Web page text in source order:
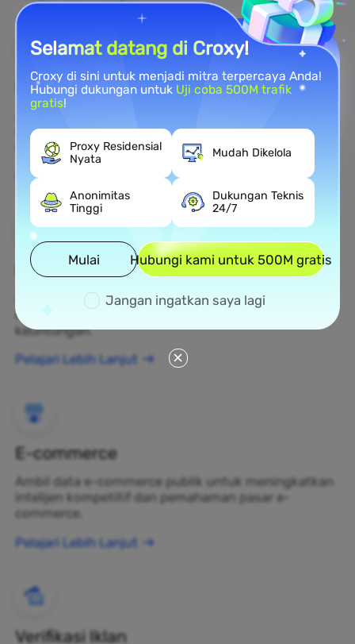
Perlindungan Merek
Anda dapat memantau opini publik merek Anda di
web secara real time dengan menggunakan proxy
residensial.
Pelajari Lebih Lanjut
Pengumpulan Data Web
Kumpulkan data yang belum ditemukan dan ubah
menjadi keputusan bisnis yang menghasilkan
keuntungan.
Pelajari Lebih Lanjut
E-commerce
Ambil data e-commerce publik untuk meningkatkan
intelijen kompetitif dan pemahaman pasar e-
commerce.
Pelajari Lebih Lanjut
Verifikasi Iklan
Selamat datang di Croxy!
Croxy di sini untuk menjadi mitra terpercaya Anda!
Hubungi dukungan untuk Uji coba 500M trafik
gratis!
Proxy Residensial
Nyata
Mudah Dikelola
Anonimitas
Tinggi
Dukungan Teknis
24/7
Mulai Hubungi kami untuk 500M gratis
Jangan ingatkan saya lagi